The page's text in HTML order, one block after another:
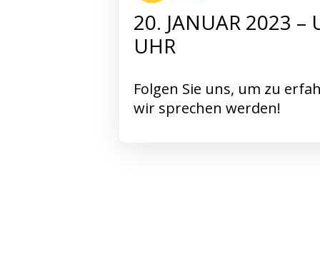
20. JANUAR 2023 –
UHR
Folgen Sie uns, um zu
wir sprechen werden!